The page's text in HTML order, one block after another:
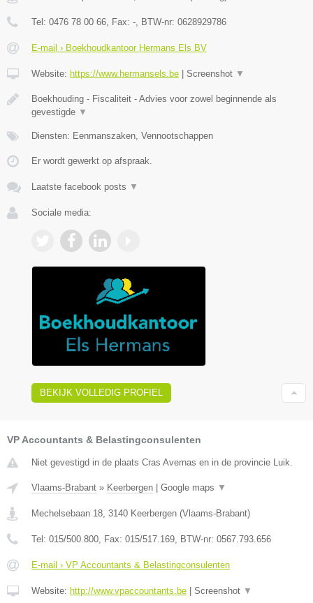
Tel: 0476 78 00 66, Fax: -, BTW-nr: 0628929786
E-mail › Boekhoudkantoor Hermans Els BV
Website: https://www.hermansels.be Screenshot ▼
Boekhouding - Fiscaliteit - Advies voor zowel beginnende als
gevestigde ▼
Diensten: Eenmanszaken, Vennootschappen
Er wordt gewerkt op afspraak.
Laatste facebook posts ▼
Sociale media:
BEKIJK VOLLEDIG PROFIEL
VP Accountants & Belastingconsulenten
Niet gevestigd in de plaats Cras Avernas en in de provincie Luik.
Vlaams-Brabant » Keerbergen Google maps ▼
Mechelsebaan 18, 3140 Keerbergen (Vlaams-Brabant)
Tel: 015/500.800, Fax: 015/517.169, BTW-nr: 0567.793.656
E-mail › VP Accountants & Belastingconsulenten
Website: http://www.vpaccountants.be Screenshot ▼